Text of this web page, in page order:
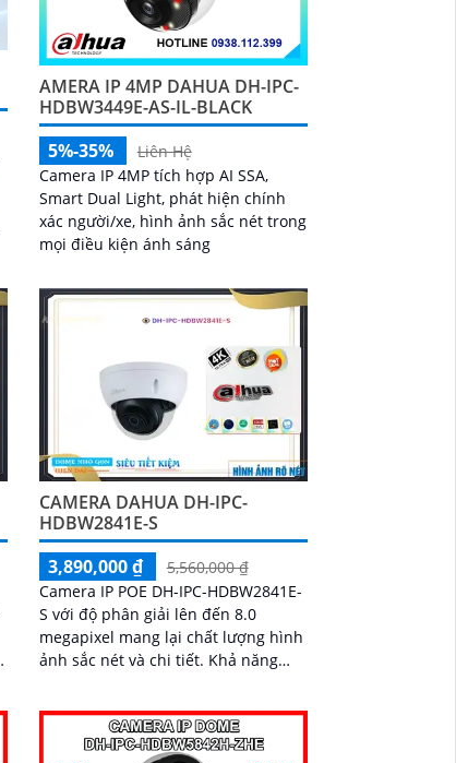
AMERA IP 4MP DAHUA DH-IPC-
HDBW3449E-AS-IL-BLACK
5%-35%
Liên Hệ
Camera IP 4MP tích hợp AI SSA,
Smart Dual Light, phát hiện chính
xác người/xe, hình ảnh sắc nét trong
mọi điều kiện ánh sáng
CAMERA DAHUA DH-IPC-
HDBW2841E-S
3,890,000 ₫
5,560,000 ₫
Camera IP POE DH-IPC-HDBW2841E-
S với độ phân giải lên đến 8.0
megapixel mang lại chất lượng hình
ảnh sắc nét và chi tiết. Khả năng
lên đến 30m